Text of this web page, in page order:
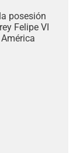
posesión
Felipe VI